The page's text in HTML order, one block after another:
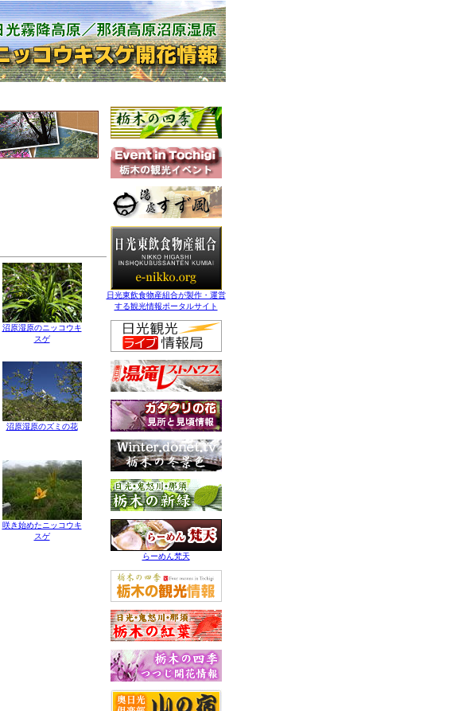
沼原湿原のニッコウキ
スゲ
沼原湿原のズミの花
咲き始めたニッコウキ
スゲ
日光東飲食物産組合が製作・運営
する観光情報ポータルサイト
らーめん梵天